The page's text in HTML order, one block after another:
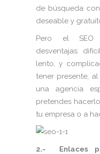
de búsqueda
deseable y
Pero el SEO
desventajas:
lento, y
tener presente,
una agencia
pretendes
tu empresa o a
2.- Enlaces